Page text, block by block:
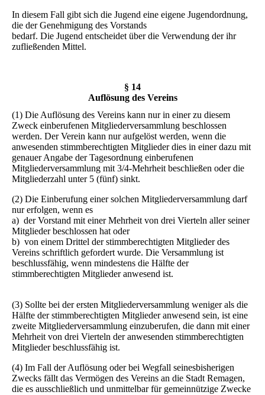
In diesem Fall gibt sich die Jugend eine eigene Jugendordnung,
die der Genehmigung des Vorstands
bedarf. Die Jugend entscheidet über die Verwendung der ihr
zufließenden Mittel.
§ 14
Auflösung des Vereins
(1) Die Auflösung des Vereins kann nur in einer zu diesem
Zweck einberufenen Mitgliederversammlung beschlossen
werden. Der Verein kann nur aufgelöst werden, wenn die
anwesenden stimmberechtigten Mitglieder dies in einer dazu mit
genauer Angabe der Tagesordnung einberufenen
Mitgliederversammlung mit 3/4-Mehrheit beschließen oder die
Mitgliederzahl unter 5 (fünf) sinkt.
(2) Die Einberufung einer solchen Mitgliederversammlung darf
nur erfolgen, wenn es
a) der Vorstand mit einer Mehrheit von drei Vierteln aller seiner
Mitglieder beschlossen hat oder
b) von einem Drittel der stimmberechtigten Mitglieder des
Vereins schriftlich gefordert wurde. Die Versammlung ist
beschlussfähig, wenn mindestens die Hälfte der
stimmberechtigten Mitglieder anwesend ist.
(3) Sollte bei der ersten Mitgliederversammlung weniger als die
Hälfte der stimmberechtigten Mitglieder anwesend sein, ist eine
zweite Mitgliederversammlung einzuberufen, die dann mit einer
Mehrheit von drei Vierteln der anwesenden stimmberechtigten
Mitglieder beschlussfähig ist.
(4) Im Fall der Auflösung oder bei Wegfall seinesbisherigen
Zwecks fällt das Vermögen des Vereins an die Stadt Remagen,
die es ausschließlich und unmittelbar für gemeinnützige Zwecke